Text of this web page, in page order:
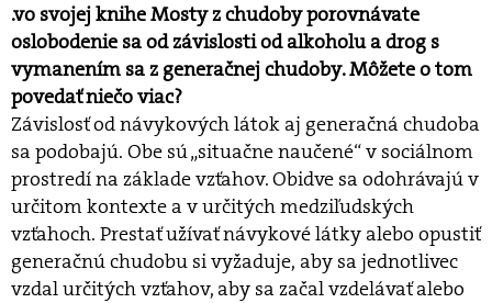
.vo svojej knihe Mosty z chudoby porovnávate
oslobodenie sa od závislosti od alkoholu a drog s
vymanením sa z generačnej chudoby. Môžete o tom
povedať niečo viac?
Závislosť od návykových látok aj generačná chudoba
sa podobajú. Obe sú „situačne naučené“ v sociálnom
prostredí na základe vzťahov. Obidve sa odohrávajú v
určitom kontexte a v určitých medziľudských
vzťahoch. Prestať užívať návykové látky alebo opustiť
generačnú chudobu si vyžaduje, aby sa jednotlivec
vzdal určitých vzťahov, aby sa začal vzdelávať alebo